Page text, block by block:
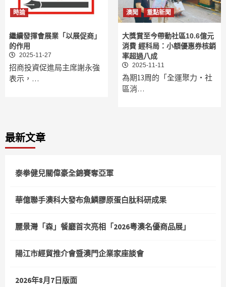
時論
繼續發揮會展業「以展促商」
的作用
2025-11-27
招商投資促進局主席謝永強
表示，…
澳聞 重點新聞
大獎賞至今帶動社區10.6億元
消費 經科局：小額優惠券核銷
率超過八成
2025-11-11
為期13周的「全運聚力‧社
區消…
最新文章
泰拳健兒關偉豪全錦賽奪亞軍
華億聯手澳科大發布魚鱗膠原蛋白肽科研成果
麗景灣「森」餐廳首次亮相「2026粵澳名優商品展」
陽江市經貿推介會暨澳門企業家座談會
2026年8月7日版面